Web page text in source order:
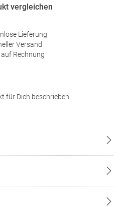
vergleichen
Lieferung
Versand
Rechnung
für Dich beschrieben.